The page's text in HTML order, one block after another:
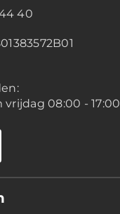
40
08:00 - 17:00